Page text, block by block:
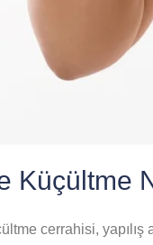
Küçültme
cerrahisi, yapılış